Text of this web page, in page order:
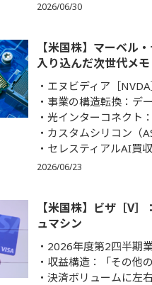
2026/06/30
【米国株】マーベル
入り込んだ次世代メ
エヌビディア［
事業の構造転換：デ
光インターコネクト
カスタムシリコン（
セレスティアルAI買
2026/06/23
【米国株】ビザ［V
ュマシン
2026年度第2四半期
収益構造：「その他
決済ボリュームに左